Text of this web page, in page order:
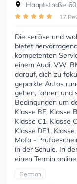
Hauptstraße
17
Die seriöse und
bietet
kompetenten
einem Audi, VW,
darauf, dich zu
geparkte Autos
gehen, fahren und
Bedingungen um
Klasse BE, Klasse
Klasse C1, Klasse
Klasse DE1,
Mofa -
in der Schule. In
einen Termin
German